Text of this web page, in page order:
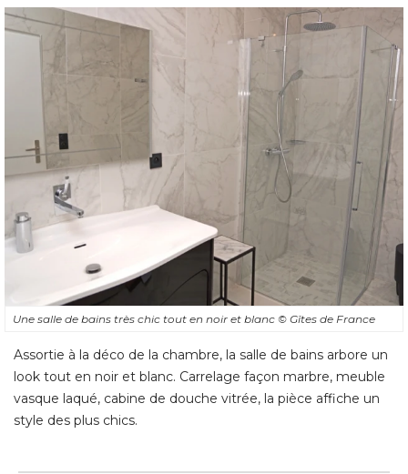
Une salle de bains très chic tout en noir et blanc © Gîtes de France
Assortie à la déco de la chambre, la salle de bains arbore un
look tout en noir et blanc. Carrelage façon marbre, meuble
vasque laqué, cabine de douche vitrée, la pièce affiche un
Ambiance baroque pour cette